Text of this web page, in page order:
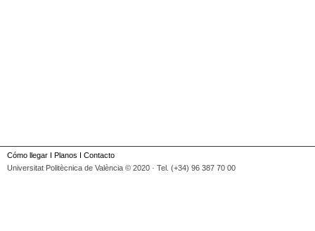
Cómo llegar I Planos I Contacto
Universitat Politècnica de València © 2020 · Tel. (+34) 96 387 70 00